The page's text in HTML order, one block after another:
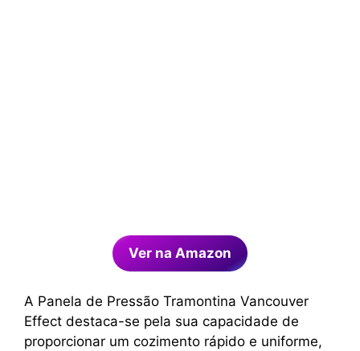
Ver na Amazon
A Panela de Pressão Tramontina Vancouver
Effect destaca-se pela sua capacidade de
proporcionar um cozimento rápido e uniforme,